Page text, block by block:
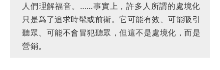
人們理解福音。……事實上，許多人所謂的處境化
只是爲了追求時髦或前衛。它可能有效、可能吸引
聽眾、可能不會冒犯聽眾，但這不是處境化，而是
營銷。